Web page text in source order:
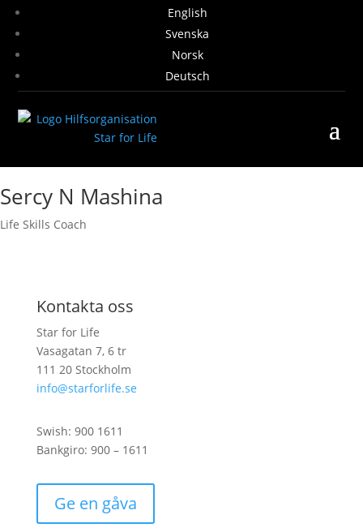
English
Svenska
Norsk
Deutsch
Sercy N Mashina
Life Skills Coach
Kontakta oss
Star for Life
Vasagatan 7, 6 tr
111 20 Stockholm
info@starforlife.se
Swish: 900 1611
Bankgiro: 900 – 1611
Ge en gåva